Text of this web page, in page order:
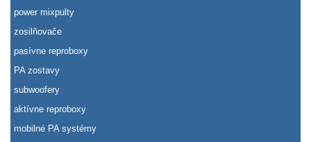
power mixpulty
zosilňovače
pasívne reproboxy
PA zostavy
subwoofery
aktívne reproboxy
mobilné PA systémy